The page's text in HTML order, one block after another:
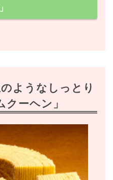
ようなしっとり
ーヘン」